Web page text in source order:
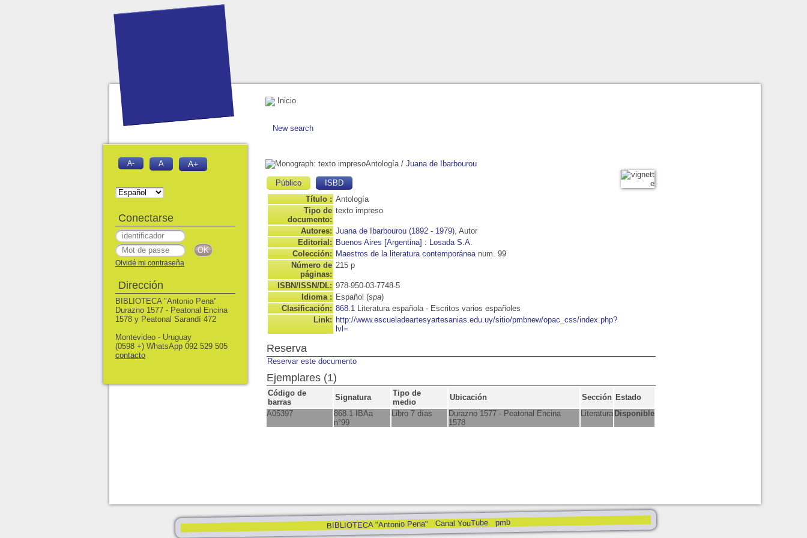
Inicio
New search
Antología / Juana de Ibarbourou
Público
ISBD
Título : Antología
Tipo de
documento:
texto impreso
Autores: Juana de Ibarbourou (1892 - 1979) , Autor
Editorial: Buenos Aires [Argentina] : Losada S.A.
Colección: Maestros de la literatura contemporánea num. 99
Número de
páginas:
215 p
ISBN/ISSN/DL: 978-950-03-7748-5
Idioma : Español (spa)
Clasificación: 868.1 Literatura española - Escritos varios españoles
Link: http://www.escueladeartesyartesanias.edu.uy/sitio/pmbnew/opac_css/index.php?
lvl=
Reserva
Reservar este documento
Ejemplares (1)
Código de
barras
Signatura
Tipo de
medio
Ubicación Sección Estado
A05397
868.1 IBAa
n°99
Libro 7 días
Durazno 1577 - Peatonal Encina
1578
Literatura Disponible
BIBLIOTECA "Antonio Pena" Canal YouTube pmb
A- A A+
Conectarse
Olvidé mi contraseña
Dirección
BIBLIOTECA "Antonio Pena"
Durazno 1577 - Peatonal Encina
1578 y Peatonal Sarandí 472
Montevideo - Uruguay
(0598 +) WhatsApp 092 529 505
contacto